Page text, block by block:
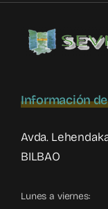
Información
Avda.
BILBAO
Lunes a viernes: